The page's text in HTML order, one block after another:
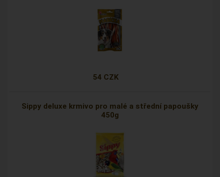
54 CZK
Sippy deluxe krmivo pro malé a střední papoušky
450g